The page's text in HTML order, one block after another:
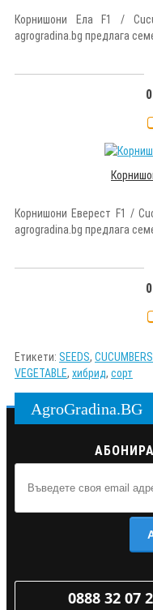
Корнишони Ела F1 /
agrogradina.bg предлага
Корнишони Еверест F1 /
agrogradina.bg предлага
Етикети: SEEDS, CUCUMBERS
VEGETABLE, хибрид, сорт
AgroGradina.BG
0888 32 07